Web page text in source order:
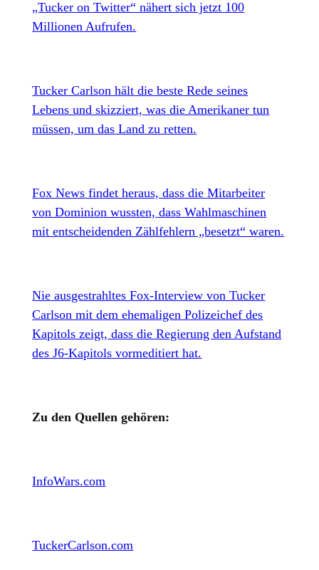
„Tucker on Twitter“ nähert sich jetzt 100
Millionen Aufrufen.
Tucker Carlson hält die beste Rede seines
Lebens und skizziert, was die Amerikaner tun
müssen, um das Land zu retten.
Fox News findet heraus, dass die Mitarbeiter
von Dominion wussten, dass Wahlmaschinen
mit entscheidenden Zählfehlern „besetzt“ waren.
Nie ausgestrahltes Fox-Interview von Tucker
Carlson mit dem ehemaligen Polizeichef des
Kapitols zeigt, dass die Regierung den Aufstand
des J6-Kapitols vormeditiert hat.
Zu den Quellen gehören:
InfoWars.com
TuckerCarlson.com